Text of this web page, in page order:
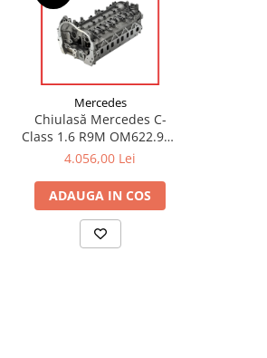
Mercedes
Chiulasă Mercedes C-
Class 1.6 R9M OM622.951
110422959R 110414631R
4.056,00 Lei
ADAUGA IN COS